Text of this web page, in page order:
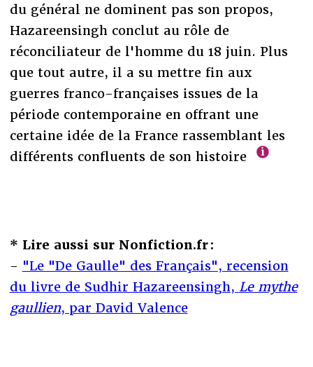
du général ne dominent pas son propos,
Hazareensingh conclut au rôle de
réconciliateur de l'homme du 18 juin. Plus
que tout autre, il a su mettre fin aux
guerres franco-françaises issues de la
période contemporaine en offrant une
certaine idée de la France rassemblant les
différents confluents de son histoire
* Lire aussi sur Nonfiction.fr :
- "Le "De Gaulle" des Français", recension
du livre de Sudhir Hazareensingh, Le mythe
gaullien, par David Valence